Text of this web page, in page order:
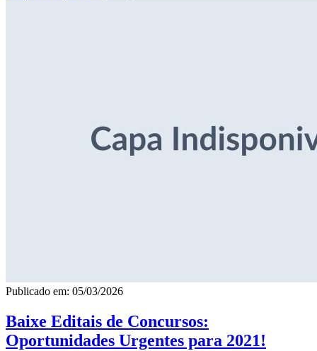
Publicado em: 05/03/2026
Baixe Editais de Concursos:
Oportunidades Urgentes para 2021!